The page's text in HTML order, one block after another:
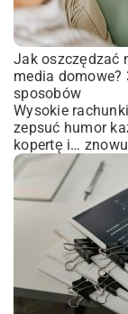
Jak oszczędzać
media domowe?
sposobów
Wysokie
zepsuć humor
kopertę i…